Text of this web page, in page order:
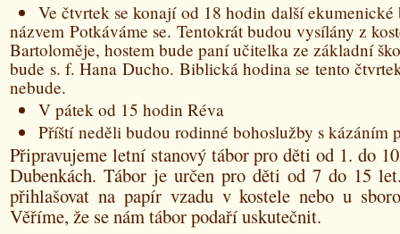
Ve čtvrtek se konají od 18 hodin další ekumenické
názvem Potkáváme se. Tentokrát budou vysílány z
Bartoloměje, hostem bude paní učitelka ze základní
bude s. f. Hana Ducho. Biblická hodina se tento
nebude.
V pátek od 15 hodin Réva
Příští neděli budou rodinné bohoslužby s kázáním
Připravujeme letní stanový tábor pro děti od 1. do
Dubenkách. Tábor je určen pro děti od 7 do 15
přihlašovat na papír vzadu v kostele nebo u
Věříme, že se nám tábor podaří uskutečnit.